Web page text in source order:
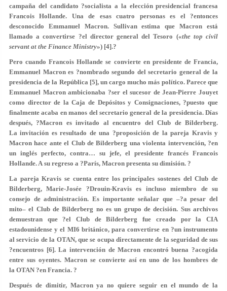
campaña del candidato ?socialista a la elección presidencial francesa
Francois Hollande. Una de esas cuatro personas es el ?entonces
desconocido Emmanuel Macron. Sullivan estima que Macron está
llamado a convertirse ?el director general del Tesoro («the top civil
servant at the Finance Ministry») [4].?
Pero cuando Francois Hollande se convierte en presidente de Francia,
Emmanuel Macron es ?nombrado segundo del secretario general de la
presidencia de la República [5], un cargo mucho más político. Parece que
Emmanuel Macron ambicionaba ?ser el sucesor de Jean-Pierre Jouyet
como director de la Caja de Depósitos y Consignaciones, ?puesto que
finalmente acaba en manos del secretario general de la presidencia. Días
después, ?Macron es invitado al encuentro del Club de Bilderberg.
La invitación es resultado de una ?proposición de la pareja Kravis y
Macron hace ante el Club de Bilderberg una violenta intervención, ?en
un inglés perfecto, contra… su jefe, el presidente francés Francois
Hollande. A su regreso a ?París, Macron presenta su dimisión. ?
La pareja Kravis se cuenta entre los principales sostenes del Club de
Bilderberg, Marie-Josée ?Drouin-Kravis es incluso miembro de su
consejo de administración. Es importante señalar que –?a pesar del
mito– el Club de Bilderberg no es un grupo de decisión. Sus archivos
demuestran que ?el Club de Bilderberg fue creado por la CIA
estadounidense y el MI6 británico, para convertirse en ?un instrumento
al servicio de la OTAN, que se ocupa directamente de la seguridad de sus
?encuentros [6]. La intervención de Macron encontró buena ?acogida
entre sus oyentes. Macron se convierte así en uno de los hombres de
la OTAN ?en Francia. ?
Después de dimitir, Macron ya no quiere seguir en el mundo de la